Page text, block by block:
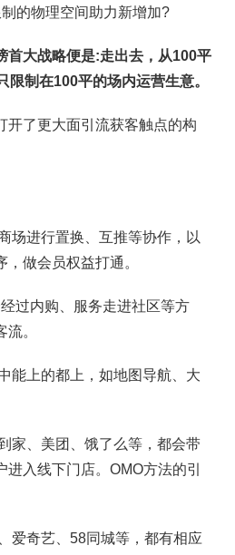
的物理空间助力新增加?
首大战略便是:走出去，从100平
限制在100平的场内运营生意。
开了更大面引流获客触点的构
场进行置换、互推等协作，以
做会员权益打通。
过内购、服务走进社区等方
。
能上的都上，如地图导航、大
家、美团、饿了么等，都会带
入线下门店。OMO方法的引
爱奇艺、58同城等，都有相应